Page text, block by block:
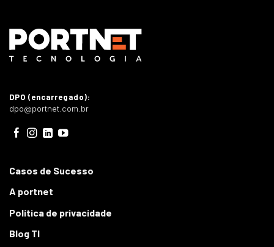
DPO (encarregado):
dpo@portnet.com.br
Casos de Sucesso
A portnet
Política de privacidade
Blog TI